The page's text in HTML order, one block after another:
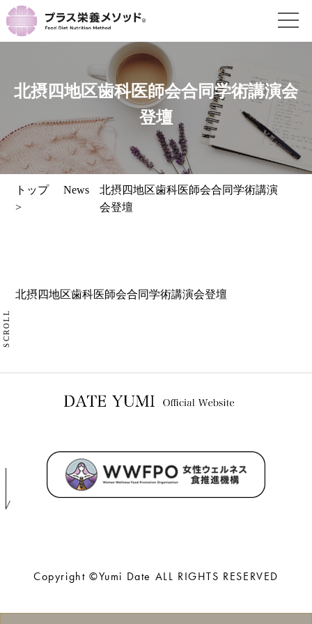
北摂四地区歯科医師会合同学術講演会
登壇
トップ
>
News
北摂四地区歯科医師会合同学術講演
会登壇
SCROLL
北摂四地区歯科医師会合同学術講演会登壇
Copyright ©Yumi Date ALL RIGHTS RESERVED